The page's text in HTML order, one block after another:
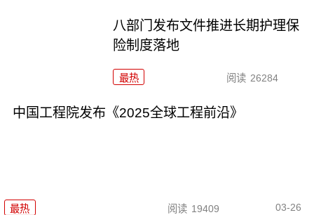
八部门发布文件推进长期护理保
险制度落地
最热 阅读 26284
中国工程院发布《2025全球工程前沿》
最热 阅读 19409 03-26